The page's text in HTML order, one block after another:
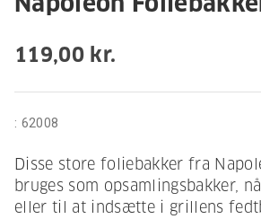
119,00 kr.
: 62008
Disse store foliebakker fra
bruges som opsamlingsbakker,
eller til at indsætte i grillens